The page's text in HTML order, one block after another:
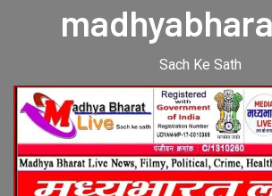
Sach Ke Sath